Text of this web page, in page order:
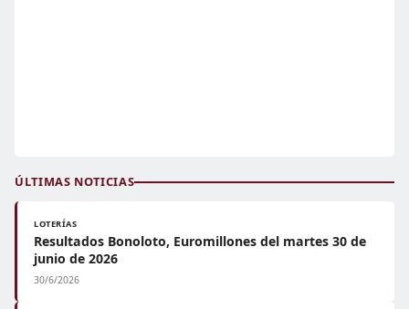
ÚLTIMAS NOTICIAS
LOTERÍAS
Resultados Bonoloto, Euromillones del martes 30 de
junio de 2026
30/6/2026